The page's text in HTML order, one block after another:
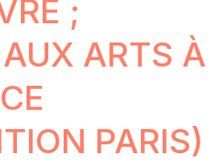
;
ARTS À
PARIS)